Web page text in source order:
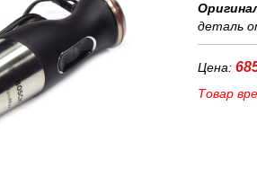
деталь
Цена:
Товар